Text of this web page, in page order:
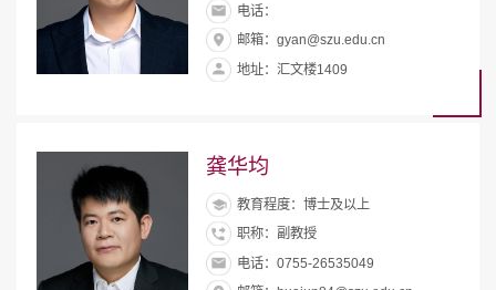
电话：
邮箱：gyan@szu.edu.cn
地址：汇文楼1409
龚华均
教育程度：博士及以上
职称：副教授
电话：0755-26535049